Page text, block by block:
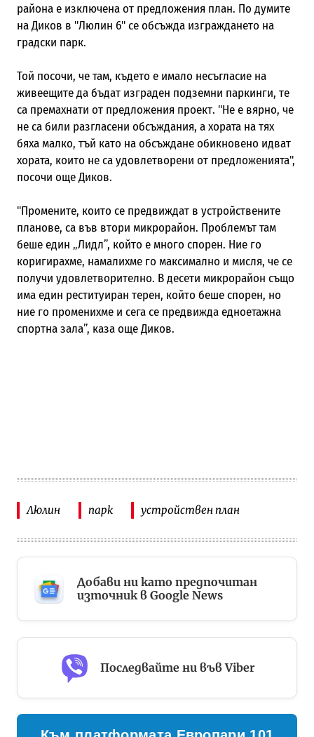
района е изключена от предложения план. По думите
на Диков в "Люлин 6" се обсъжда изграждането на
градски парк.
Той посочи, че там, където е имало несъгласие на
живеещите да бъдат изграден подземни паркинги, те
са премахнати от предложения проект. "Не е вярно, че
не са били разгласени обсъждания, а хората на тях
бяха малко, тъй като на обсъждане обикновено идват
хората, които не са удовлетворени от предложенията",
посочи още Диков.
"Промените, които се предвиждат в устройствените
планове, са във втори микрорайон. Проблемът там
беше един „Лидл”, който е много спорен. Ние го
коригирахме, намалихме го максимално и мисля, че се
получи удовлетворително. В десети микрорайон също
има един реституиран терен, който беше спорен, но
ние го променихме и сега се предвижда едноетажна
спортна зала”, каза още Диков.
Люлин парк устройствен план
Добави ни като предпочитан
източник в Google News
Последвайте ни във Viber